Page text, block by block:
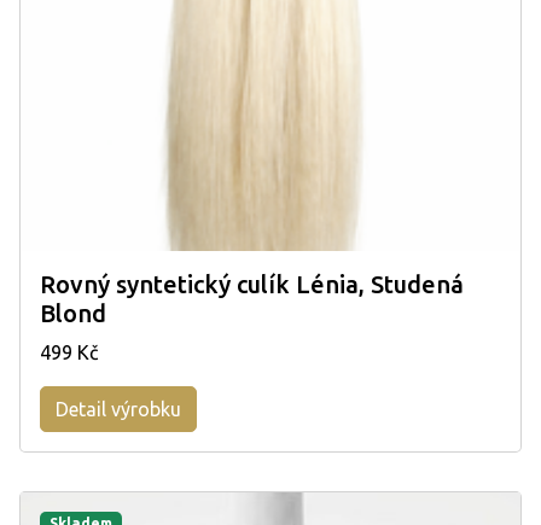
Rovný syntetický culík Lénia, Studená
Blond
499 Kč
Detail výrobku